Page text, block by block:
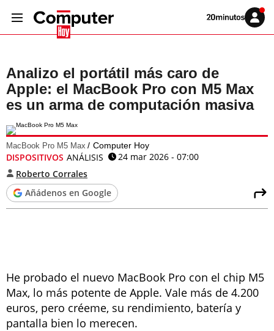
Volver
Iniciar
sesión
Analizo el portátil más caro de
Apple: el MacBook Pro con M5 Max
es un arma de computación masiva
MacBook Pro M5 Max Computer Hoy
DISPOSITIVOS ANÁLISIS
24 mar 2026 - 07:00
Roberto Corrales
Añádenos en Google
He probado el nuevo MacBook Pro con el chip M5
Max, lo más potente de Apple. Vale más de 4.200
euros, pero créeme, su rendimiento, batería y
pantalla bien lo merecen.